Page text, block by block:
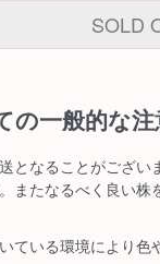
SOLD
一般的な注
となることがござ
またなるべく良い
いる環境により色